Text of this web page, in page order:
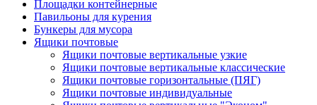
Площадки контейнерные
Павильоны для курения
Бункеры для мусора
Ящики почтовые
Ящики почтовые вертикальные узкие
Ящики почтовые вертикальные классические
Ящики почтовые горизонтальные (ПЯГ)
Ящики почтовые индивидуальные